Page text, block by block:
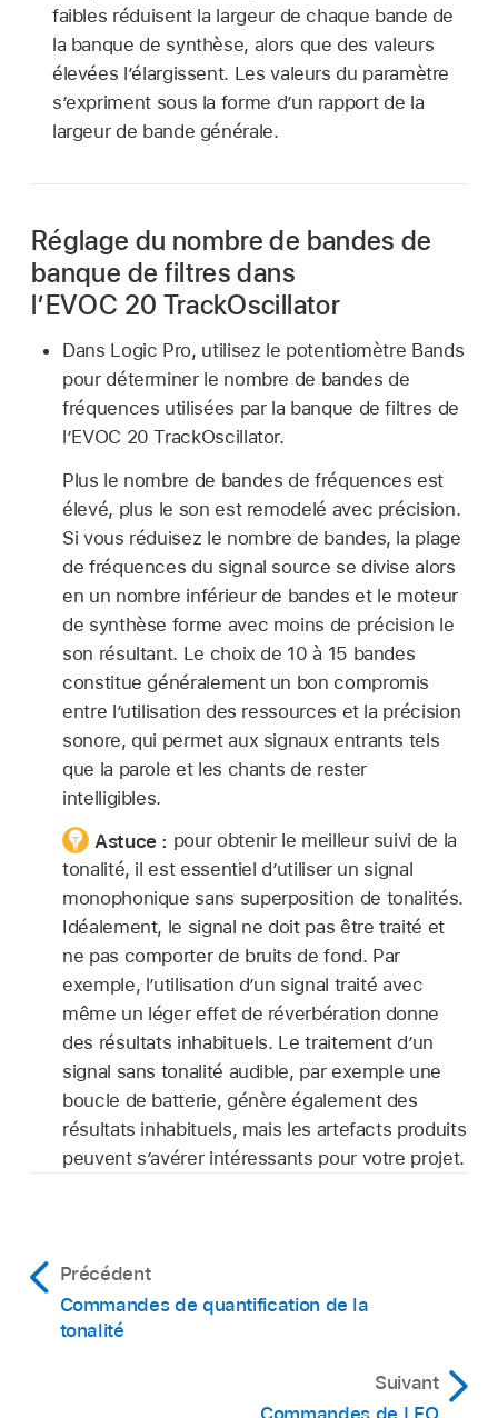
faibles réduisent la largeur de chaque bande de
la banque de synthèse, alors que des valeurs
élevées l’élargissent. Les valeurs du paramètre
s’expriment sous la forme d’un rapport de la
largeur de bande générale.
Réglage du nombre de bandes de
banque de filtres dans
l’EVOC 20 TrackOscillator
Dans Logic Pro, utilisez le potentiomètre Bands
pour déterminer le nombre de bandes de
fréquences utilisées par la banque de filtres de
l’EVOC 20 TrackOscillator.
Plus le nombre de bandes de fréquences est
élevé, plus le son est remodelé avec précision.
Si vous réduisez le nombre de bandes, la plage
de fréquences du signal source se divise alors
en un nombre inférieur de bandes et le moteur
de synthèse forme avec moins de précision le
son résultant. Le choix de 10 à 15 bandes
constitue généralement un bon compromis
entre l’utilisation des ressources et la précision
sonore, qui permet aux signaux entrants tels
que la parole et les chants de rester
intelligibles.
Astuce : pour obtenir le meilleur suivi de la
tonalité, il est essentiel d’utiliser un signal
monophonique sans superposition de tonalités.
Idéalement, le signal ne doit pas être traité et
ne pas comporter de bruits de fond. Par
exemple, l’utilisation d’un signal traité avec
même un léger effet de réverbération donne
des résultats inhabituels. Le traitement d’un
signal sans tonalité audible, par exemple une
boucle de batterie, génère également des
résultats inhabituels, mais les artefacts produits
peuvent s’avérer intéressants pour votre projet.
Précédent
Commandes de quantification de la
tonalité
Suivant